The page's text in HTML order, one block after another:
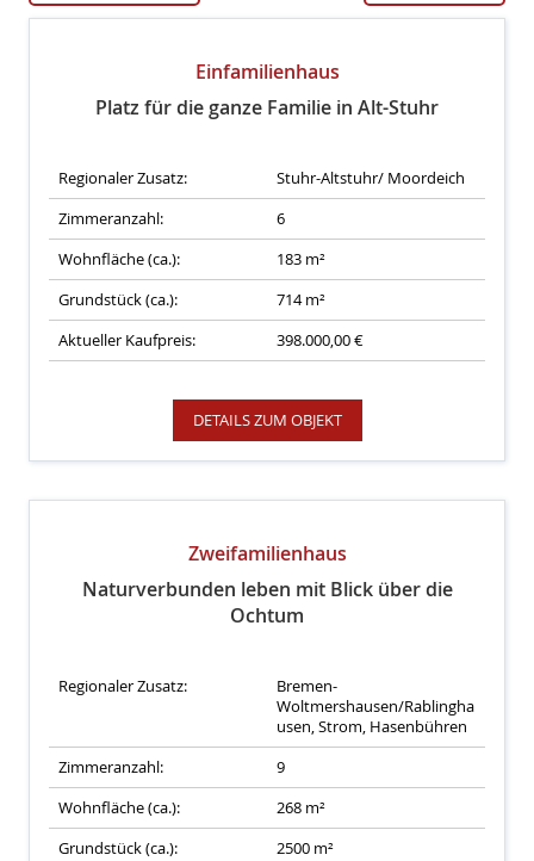
Einfamilienhaus
Platz für die ganze Familie in Alt-Stuhr
Regionaler Zusatz:
Stuhr-Altstuhr/ Moordeich
Zimmeranzahl:
6
Wohnfläche (ca.):
183 m²
Grundstück (ca.):
714 m²
Aktueller Kaufpreis:
398.000,00 €
DETAILS ZUM OBJEKT
Zweifamilienhaus
Naturverbunden leben mit Blick über die
Ochtum
Regionaler Zusatz:
Bremen-
Woltmershausen/Rablingha
usen, Strom, Hasenbühren
Zimmeranzahl:
9
Wohnfläche (ca.):
268 m²
Grundstück (ca.):
2500 m²